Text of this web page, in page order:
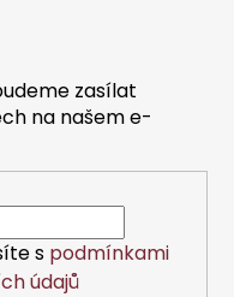
zasílat
na našem e-
s podmínkami
údajů